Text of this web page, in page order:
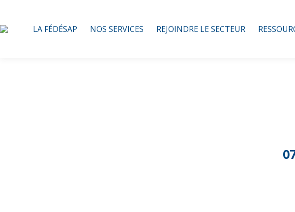
LA FÉDÉSAP NOS SERVICES REJOINDRE LE SECTEUR